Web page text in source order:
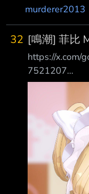
murderer2013
32 [鳴潮] 菲比
https://x.com/
7521207
https://
Y 我去，怎麼
https://
https://